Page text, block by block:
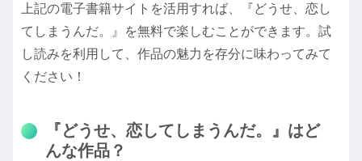
上記の電子書籍サイトを活用すれば、『どうせ、恋し
てしまうんだ。』を無料で楽しむことができます。試
し読みを利用して、作品の魅力を存分に味わってみて
ください！
『どうせ、恋してしまうんだ。』はど
んな作品？